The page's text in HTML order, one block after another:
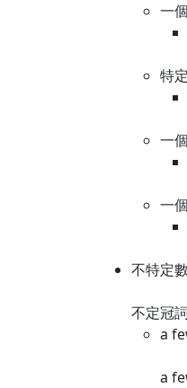
一
特
一
一
不特定
不定冠
a
a